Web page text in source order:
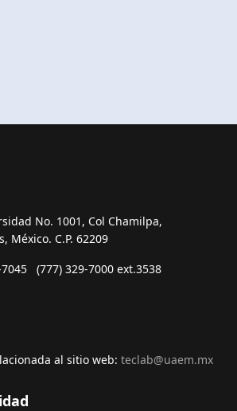
No. 1001, Col Chamilpa,
México. C.P. 62209
(777) 329-7000 ext.3538
al sitio web: teclab@uaem.mx